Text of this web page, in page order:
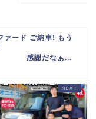
ァード ご納車! もう
感謝だなぁ...